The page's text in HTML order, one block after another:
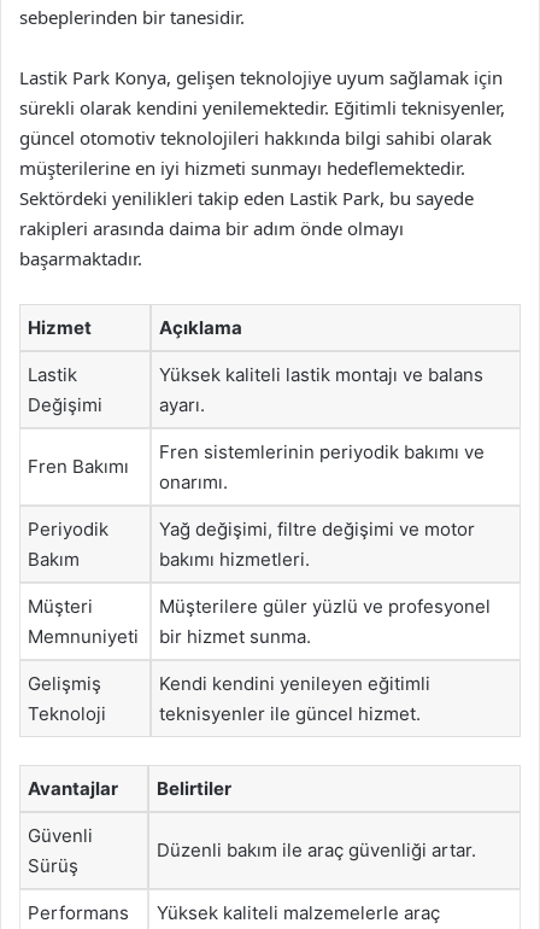
sebeplerinden bir tanesidir.
Lastik Park Konya, gelişen teknolojiye uyum sağlamak için
sürekli olarak kendini yenilemektedir. Eğitimli teknisyenler,
güncel otomotiv teknolojileri hakkında bilgi sahibi olarak
müşterilerine en iyi hizmeti sunmayı hedeflemektedir.
Sektördeki yenilikleri takip eden Lastik Park, bu sayede
rakipleri arasında daima bir adım önde olmayı
başarmaktadır.
Hizmet Açıklama
Lastik
Değişimi
Yüksek kaliteli lastik montajı ve balans
ayarı.
Fren Bakımı
Fren sistemlerinin periyodik bakımı ve
onarımı.
Periyodik
Bakım
Yağ değişimi, filtre değişimi ve motor
bakımı hizmetleri.
Müşteri
Memnuniyeti
Müşterilere güler yüzlü ve profesyonel
bir hizmet sunma.
Gelişmiş
Teknoloji
Kendi kendini yenileyen eğitimli
teknisyenler ile güncel hizmet.
Avantajlar Belirtiler
Güvenli
Sürüş
Düzenli bakım ile araç güvenliği artar.
Performans
Yüksek kaliteli malzemelerle araç